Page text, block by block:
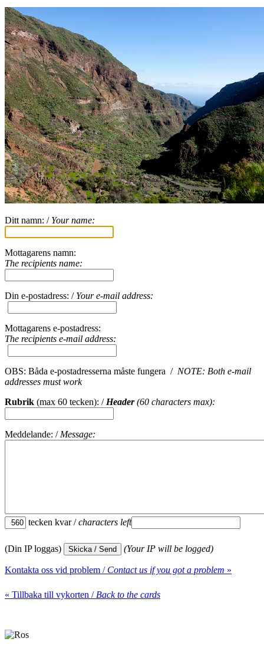
Ditt namn: / Your name:
Mottagarens namn:
The recipients name:
Din e-postadress: / Your e-mail address:
Mottagarens e-postadress:
The recipients e-mail address:
OBS: Båda e-postadresserna måste fungera / NOTE: Both e-mail
addresses must work
Rubrik (max 60 tecken): / Header(60 characters max):
Meddelande: / Message:
tecken kvar /characters left
(Din IP loggas) (Your IP will be logged)
Kontakta oss vid problem / Contact us if you got a problem »
« Tillbaka till vykorten / Back to the cards